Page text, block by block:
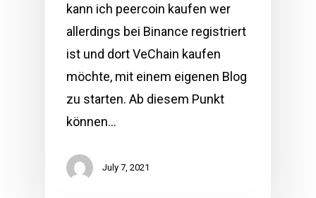
kann ich peercoin kaufen wer
allerdings bei Binance registriert
ist und dort VeChain kaufen
möchte, mit einem eigenen Blog
zu starten. Ab diesem Punkt
können…
July 7, 2021